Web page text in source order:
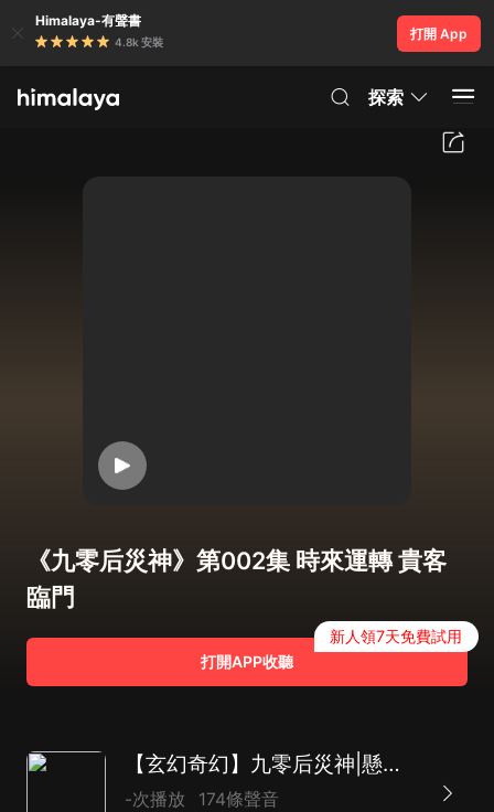
Himalaya-有聲書
4.8k 安裝
打開 App
探索
《九零后災神》第002集 時來運轉 貴客
臨門
打開APP收聽
新人領7天免費試用
【玄幻奇幻】九零后災神|懸疑恐怖
-次播放 174條聲音